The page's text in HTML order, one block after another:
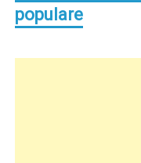
populare